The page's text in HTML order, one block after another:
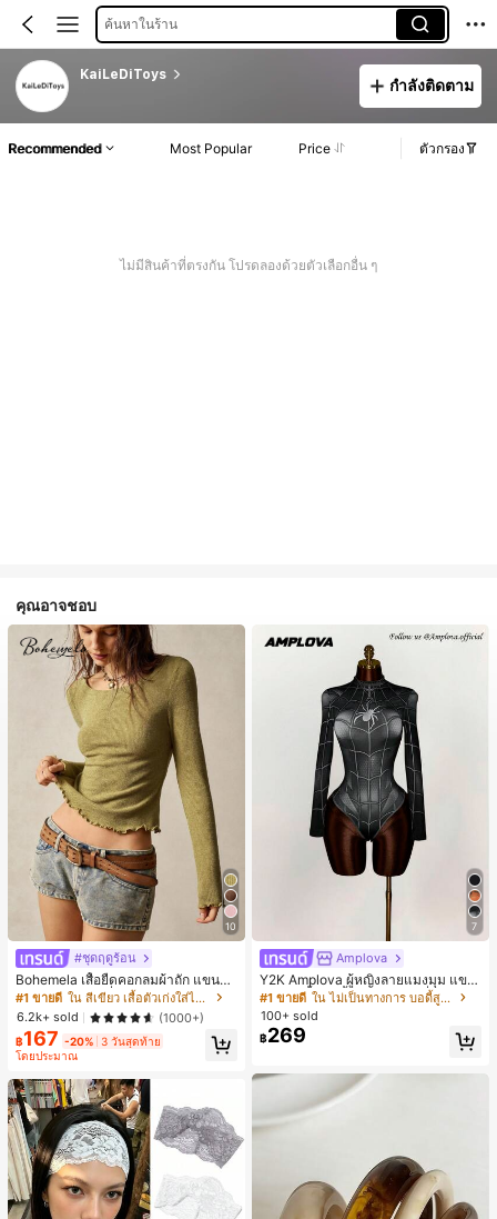
ค้นหาในร้าน
KaiLeDiToys
กำลังติดตาม
Recommended Most Popular Price ตัวกรอง
ไม่มีสินค้าที่ตรงกัน โปรดลองด้วยตัวเลือกอื่น ๆ
คุณอาจชอบ
10
#ชุดฤดูร้อน
Bohemela เสื้อยืดคอกลมผ้าถัก แขนยา
ว สีเรียบ ใช้งานทั่วไป สำหรับผู้หญิง
#1 ขายดี
ใน สีเขียว เสื้อตัวเก่งใส่ได้ทุกวัน
6.2k+ sold
(1000+)
฿167 -20% 3 วันสุดท้าย
โดยประมาณ
7
Amplova
Y2K Amplova ผู้หญิงลายแมงมุม แขน
ยาว คอตั้ง บอดี้สูท, สไตล์แฟชั่นดาร์ก
บอดี้สูทผู้หญิง บอดี้สูทฮาโลวีน บอดี้สูท
ลายใยแมงมุม
#1 ขายดี
ใน ไม่เป็นทางการ บอดี้สูทผู้หญิง
100+ sold
฿269